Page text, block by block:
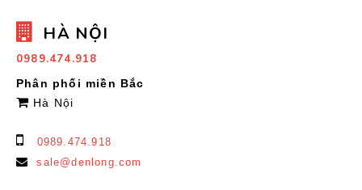
HÀ NỘI
0989.474.918
Phân phối miền Bắc
Hà Nội
0989.474.918
sale@denlong.com